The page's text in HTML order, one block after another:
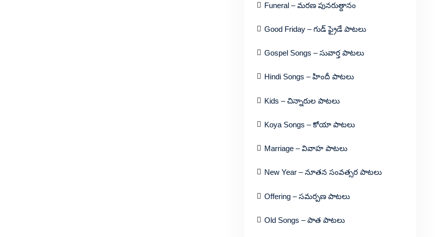
Funeral – మరణ పునరుత్దానం
Good Friday – గుడ్ ఫ్రైడే పాటలు
Gospel Songs – సువార్త పాటలు
Hindi Songs – హిందీ పాటలు
Kids – చిన్నారుల పాటలు
Koya Songs – కోయా పాటలు
Marriage – వివాహ పాటలు
New Year – నూతన సంవత్సర పాటలు
Offering – సమర్పణ పాటలు
Old Songs – పాత పాటలు